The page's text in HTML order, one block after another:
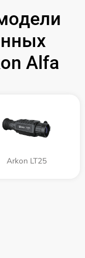
Alfa
Arkon LT25